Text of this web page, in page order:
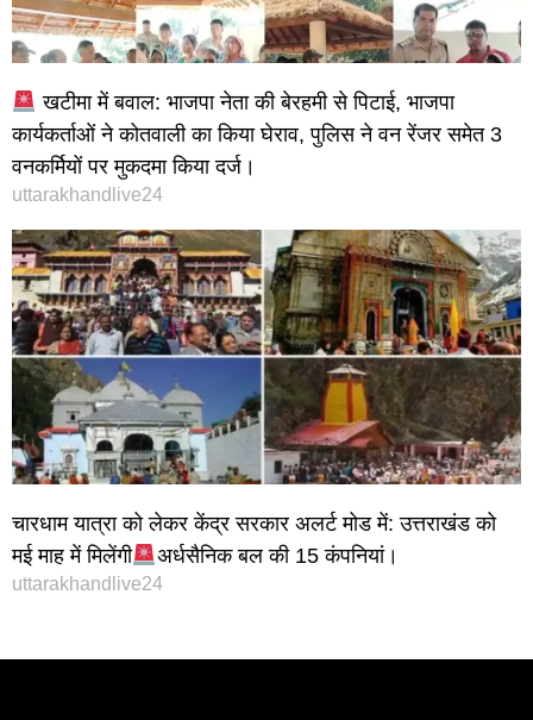
खटीमा में बवाल: भाजपा नेता की बेरहमी से पिटाई, भाजपा
कार्यकर्ताओं ने कोतवाली का किया घेराव, पुलिस ने वन रेंजर समेत 3
वनकर्मियों पर मुकदमा किया दर्ज।
uttarakhandlive24
चारधाम यात्रा को लेकर केंद्र सरकार अलर्ट मोड में: उत्तराखंड को
मई माह में मिलेंगी
अर्धसैनिक बल की 15 कंपनियां।
uttarakhandlive24